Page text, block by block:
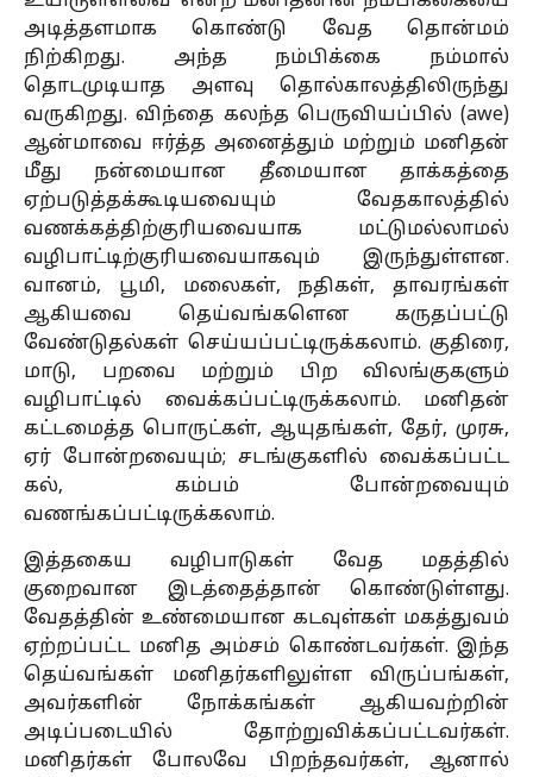
அடித்தளமாக கொண்டு வேத தொன்மம்
நிற்கிறது. அந்த நம்பிக்கை நம்மால்
தொடமுடியாத அளவு தொல்காலத்திலிருந்து
வருகிறது. விந்தை கலந்த பெருவியப்பில் (awe)
ஆன்மாவை ஈர்த்த அனைத்தும் மற்றும் மனிதன்
மீது நன்மையான தீமையான தாக்கத்தை
ஏற்படுத்தக்கூடியவையும் வேதகாலத்தில்
வணக்கத்திற்குரியவையாக மட்டுமல்லாமல்
வழிபாட்டிற்குரியவையாகவும் இருந்துள்ளன.
வானம், பூமி, மலைகள், நதிகள், தாவரங்கள்
ஆகியவை தெய்வங்களென கருதப்பட்டு
வேண்டுதல்கள் செய்யப்பட்டிருக்கலாம். குதிரை,
மாடு, பறவை மற்றும் பிற விலங்குகளும்
வழிபாட்டில் வைக்கப்பட்டிருக்கலாம். மனிதன்
கட்டமைத்த பொருட்கள், ஆயுதங்கள், தேர், முரசு,
ஏர் போன்றவையும்; சடங்குகளில் வைக்கப்பட்ட
கல், கம்பம் போன்றவையும்
வணங்கப்பட்டிருக்கலாம்.
இத்தகைய வழிபாடுகள் வேத மதத்தில்
குறைவான இடத்தைத்தான் கொண்டுள்ளது.
வேதத்தின் உண்மையான கடவுள்கள் மகத்துவம்
ஏற்றப்பட்ட மனித அம்சம் கொண்டவர்கள். இந்த
தெய்வங்கள் மனிதர்களிலுள்ள விருப்பங்கள்,
அவர்களின் நோக்கங்கள் ஆகியவற்றின்
அடிப்படையில் தோற்றுவிக்கப்பட்டவர்கள்.
மனிதர்கள் போலவே பிறந்தவர்கள், ஆனால்